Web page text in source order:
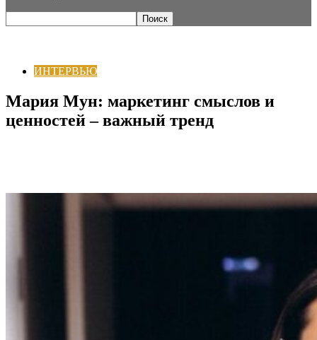
ИНТЕРВЬЮ
Мария Мун: маркетинг смыслов и
ценностей – важный тренд